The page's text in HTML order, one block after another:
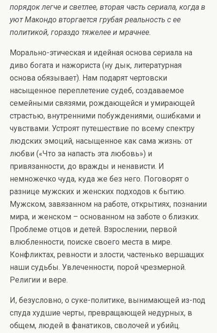
порядок легче и светлее, вторая часть сериала, когда в
уют Макондо вторгается грубая реальность с ее
политикой, гораздо тяжелее и мрачнее.
Морально-этическая и идейная основа сериала на
диво богата и нажориста (ну дык, литературная
основа обязывает). Нам подарят чертовски
насыщенное переплетение судеб, создаваемое
семейными связями, рождающейся и умирающей
страстью, внутренними побуждениями, ошибками и
чувствами. Устроят путешествие по всему спектру
людских эмоций, насыщенное как сама жизнь: от
любви («Что за напасть эта любовь») и
привязанности, до вражды и ненависти. И
немножечко чуда, куда же без него. Поговорят о
разнице мужских и женских подходов к бытию.
Мужском, завязанном на работе, открытиях, познании
мира, и женском – основанном на заботе о близких.
Проблеме отцов и детей. Взрослении, первой
влюбленности, поиске своего места в мире.
Конфликтах, ревности и злости, частенько вершащих
наши судьбы. Увлеченности, порой чрезмерной.
Религии и вере.
И, безусловно, о суке-политике, вынимающей из-под
спуда худшие черты, превращающей недурных, в
общем, людей в фанатиков, сволочей и убийц.